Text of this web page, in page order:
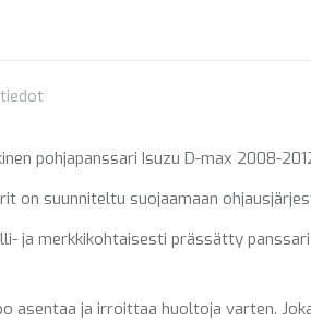
pohjapanssari Isuzu D-max 2008-
on suunniteltu suojaamaan
ja merkkikohtaisesti prässätty
asentaa ja irroittaa huoltoja varten.